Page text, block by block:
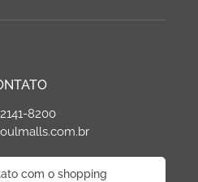
8200
com o shopping